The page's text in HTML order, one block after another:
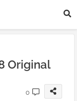
Original
0